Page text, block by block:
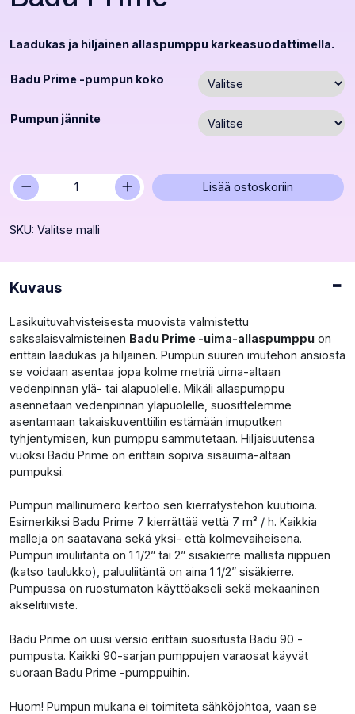
Laadukas ja hiljainen allaspumppu karkeasuodattimella.
Badu Prime -pumpun koko
Pumpun jännite
Uima-
altaan
Badu
määrä
+
− Lisää ostoskoriin
SKU: Valitse malli
Kuvaus
Lasikuituvahvisteisesta muovista valmistettu
saksalaisvalmisteinen Badu Prime -uima-allaspumppu on
erittäin laadukas ja hiljainen. Pumpun suuren imutehon ansiosta
se voidaan asentaa jopa kolme metriä uima-altaan
vedenpinnan ylä- tai alapuolelle. Mikäli allaspumppu
asennetaan vedenpinnan yläpuolelle, suosittelemme
asentamaan takaiskuventtiilin estämään imuputken
tyhjentymisen, kun pumppu sammutetaan. Hiljaisuutensa
vuoksi Badu Prime on erittäin sopiva sisäuima-altaan
pumpuksi.
Pumpun mallinumero kertoo sen kierrätystehon kuutioina.
Esimerkiksi Badu Prime 7 kierrättää vettä 7 m³ / h. Kaikkia
malleja on saatavana sekä yksi- että kolmevaiheisena.
Pumpun imuliitäntä on 1 1/2” tai 2” sisäkierre mallista riippuen
(katso taulukko), paluuliitäntä on aina 1 1/2” sisäkierre.
Pumpussa on ruostumaton käyttöakseli sekä mekaaninen
akselitiiviste.
Badu Prime on uusi versio erittäin suositusta Badu 90 -
pumpusta. Kaikki 90-sarjan pumppujen varaosat käyvät
suoraan Badu Prime -pumppuihin.
Huom! Pumpun mukana ei toimiteta sähköjohtoa, vaan se